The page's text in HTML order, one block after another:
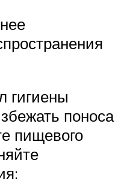
гигиены
поноса
пищевого